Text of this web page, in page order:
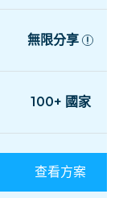
無限分享
100+ 國家
查看方案